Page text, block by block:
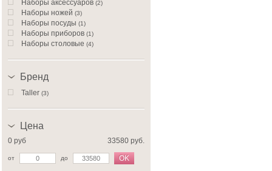
Наборы аксессуаров (2)
Наборы ножей (3)
Наборы посуды (1)
Наборы приборов (1)
Наборы столовые (4)
Сковороды
Термосы
Бренд
Taller (3)
Цена
0 руб 33580 руб.
от до OK